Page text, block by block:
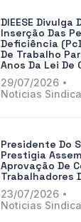
DIEESE Divulga
Inserção Das
Deficiência
De Trabalho
Anos Da Lei De
29/07/2026
Noticias
Presidente Do
Prestigia
Aprovação De
Trabalhadores
23/07/2026
Noticias